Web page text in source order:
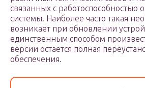
связанных с работоспособностью
системы. Наиболее часто такая
возникает при обновлении
единственным способом
версии остается полная
обеспечения.